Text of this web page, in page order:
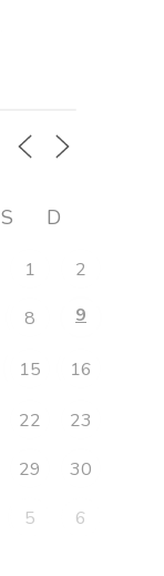
S D
1
2
8 9
15 16
22
23
29
30
5 6